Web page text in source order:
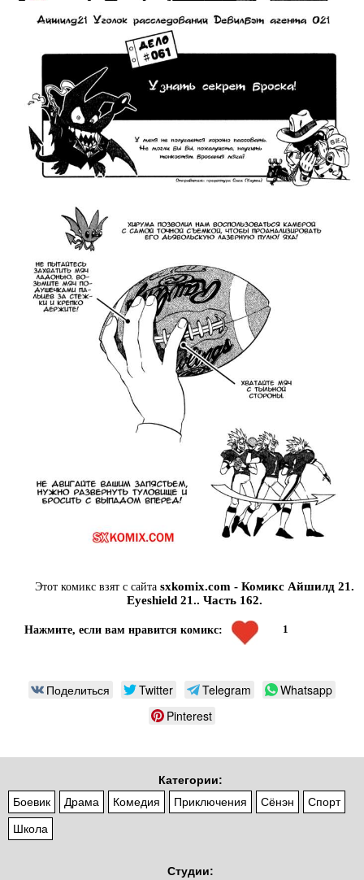
Этот комикс взят с сайта sxkomix.com - Комикс Айшилд 21.
Eyeshield 21.. Часть 162.
Нажмите, если вам нравится комикс: 1
Поделиться Twitter Telegram
Whatsapp
Pinterest
Категории:
Боевик
Драма Комедия Приключения Сёнэн Спорт
Школа
Студии: